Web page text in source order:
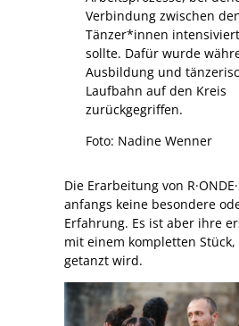
Verbindung zwischen
Tänzer*innen
sollte. Dafür wurde
Ausbildung und
Laufbahn auf den Kreis
zurückgegriffen.
Foto: Nadine Wenner
Die Erarbeitung von
anfangs keine besondere
Erfahrung. Es ist aber ihre
mit einem kompletten Stück,
getanzt wird.